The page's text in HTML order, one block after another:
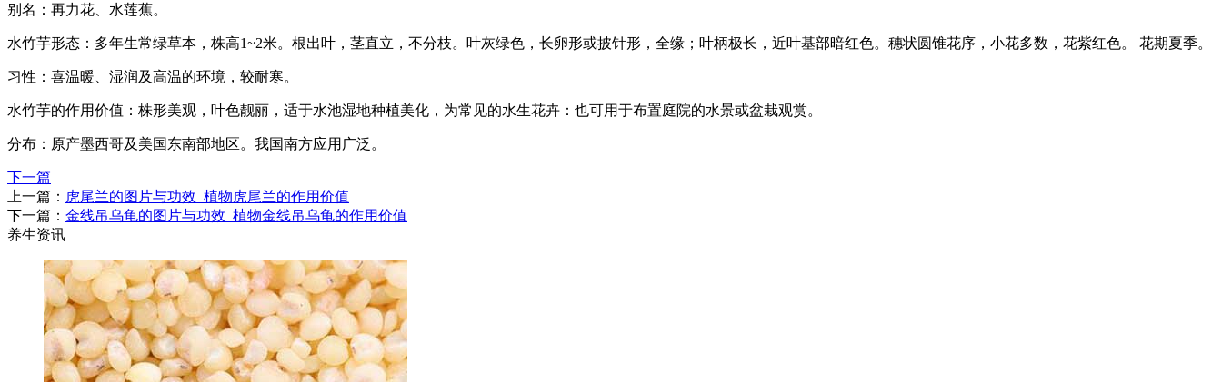
别名：再力花、水莲蕉。
水竹芋形态：多年生常绿草本，株高1~2米。根出叶，茎直立，不分枝。叶灰绿色，长卵形或披针形，全缘；叶柄极长，近叶基部暗红色。穗状圆锥花序，小花多数，花紫红色。 花期夏季。
习性：喜温暖、湿润及高温的环境，较耐寒。
水竹芋的作用价值：株形美观，叶色靓丽，适于水池湿地种植美化，为常见的水生花卉：也可用于布置庭院的水景或盆栽观赏。
分布：原产墨西哥及美国东南部地区。我国南方应用广泛。
下一篇
上一篇： 虎尾兰的图片与功效_植物虎尾兰的作用价值
下一篇： 金线吊乌龟的图片与功效_植物金线吊乌龟的作用价值
养生资讯